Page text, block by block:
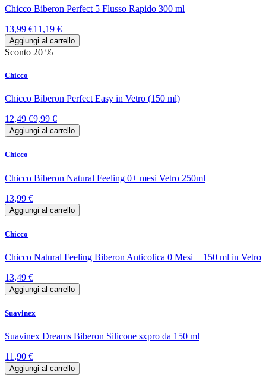
Chicco Biberon Perfect 5 Flusso Rapido 300 ml
13,99 €11,19 €
Aggiungi al carrello
Sconto 20 %
Chicco
Chicco Biberon Perfect Easy in Vetro (150 ml)
12,49 €9,99 €
Aggiungi al carrello
Chicco
Chicco Biberon Natural Feeling 0+ mesi Vetro 250ml
13,99 €
Aggiungi al carrello
Chicco
Chicco Natural Feeling Biberon Anticolica 0 Mesi + 150 ml in Vetro
13,49 €
Aggiungi al carrello
Suavinex
Suavinex Dreams Biberon Silicone sxpro da 150 ml
11,90 €
Aggiungi al carrello